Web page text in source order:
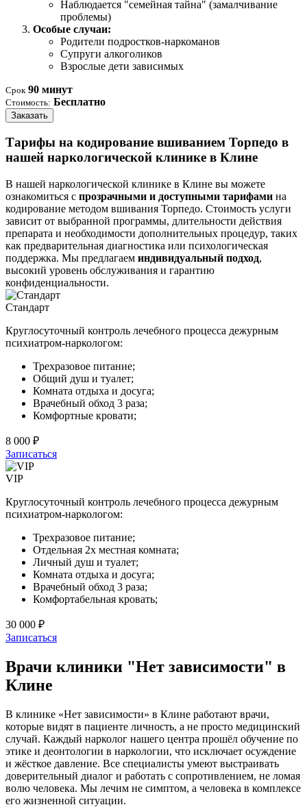
Наблюдается "семейная тайна" (замалчивание
проблемы)
Особые случаи:
Родители подростков-наркоманов
Супруги алкоголиков
Взрослые дети зависимых
Срок 90 минут
Стоимость: Бесплатно
Заказать
Тарифы на кодирование вшиванием Торпедо в
нашей наркологической клинике в Клине
В нашей наркологической клинике в Клине вы можете
ознакомиться с прозрачными и доступными тарифами на
кодирование методом вшивания Торпедо. Стоимость услуги
зависит от выбранной программы, длительности действия
препарата и необходимости дополнительных процедур, таких
как предварительная диагностика или психологическая
поддержка. Мы предлагаем индивидуальный подход,
высокий уровень обслуживания и гарантию
конфиденциальности.
Стандарт
Круглосуточный контроль лечебного процесса дежурным
психиатром-наркологом:
Трехразовое питание;
Общий душ и туалет;
Комната отдыха и досуга;
Врачебный обход 3 раза;
Комфортные кровати;
8 000 ₽
Записаться
VIP
Круглосуточный контроль лечебного процесса дежурным
психиатром-наркологом:
Трехразовое питание;
Отдельная 2х местная комната;
Личный душ и туалет;
Комната отдыха и досуга;
Врачебный обход 3 раза;
Комфортабельная кровать;
30 000 ₽
Записаться
Врачи клиники "Нет зависимости" в
Клине
В клинике «Нет зависимости» в Клине работают врачи,
которые видят в пациенте личность, а не просто медицинский
случай. Каждый нарколог нашего центра прошёл обучение по
этике и деонтологии в наркологии, что исключает осуждение
и жёсткое давление. Все специалисты умеют выстраивать
доверительный диалог и работать с сопротивлением, не ломая
волю человека. Мы лечим не симптом, а человека в комплексе
его жизненной ситуации.